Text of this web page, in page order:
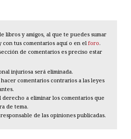
libros y amigos, al que te puedes sumar
tus comentarios aquí o en el foro.
de comentarios es preciso estar
injuriosa será eliminada.
comentarios contrarios a las leyes
derecho a eliminar los comentarios que
de tema.
de las opiniones publicadas.